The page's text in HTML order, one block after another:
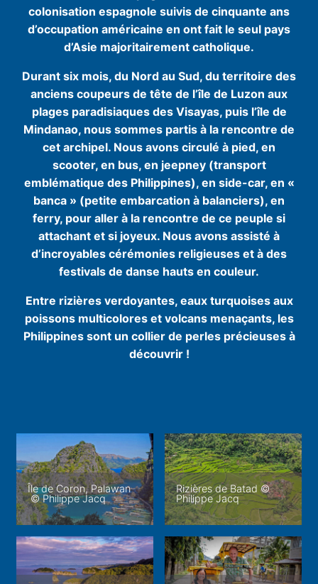
colonisation espagnole suivis de cinquante ans
d’occupation américaine en ont fait le seul pays
d’Asie majoritairement catholique.
Durant six mois, du Nord au Sud, du territoire des
anciens coupeurs de tête de l’île de Luzon aux
plages paradisiaques des Visayas, puis l’île de
Mindanao, nous sommes partis à la rencontre de
cet archipel. Nous avons circulé à pied, en
scooter, en bus, en jeepney (transport
emblématique des Philippines), en side-car, en «
banca » (petite embarcation à balanciers), en
ferry, pour aller à la rencontre de ce peuple si
attachant et si joyeux. Nous avons assisté à
d’incroyables cérémonies religieuses et à des
festivals de danse hauts en couleur.
Entre rizières verdoyantes, eaux turquoises aux
poissons multicolores et volcans menaçants, les
Philippines sont un collier de perles précieuses à
découvrir !
Île de Coron, Palawan
© Philippe Jacq
Rizières de Batad ©
Philippe Jacq